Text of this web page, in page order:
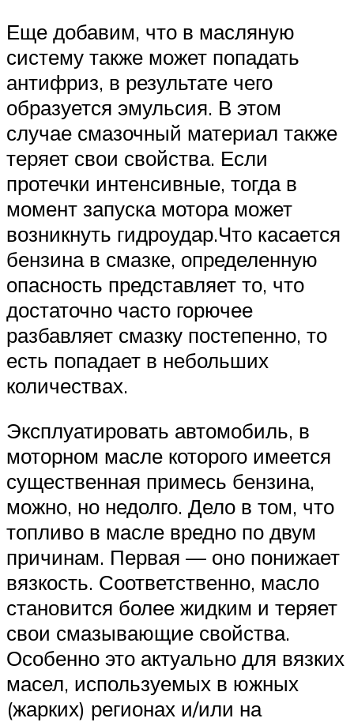
Еще добавим, что в масляную
систему также может попадать
антифриз, в результате чего
образуется эмульсия. В этом
случае смазочный материал также
теряет свои свойства. Если
протечки интенсивные, тогда в
момент запуска мотора может
возникнуть гидроудар.Что касается
бензина в смазке, определенную
опасность представляет то, что
достаточно часто горючее
разбавляет смазку постепенно, то
есть попадает в небольших
количествах.
Эксплуатировать автомобиль, в
моторном масле которого имеется
существенная примесь бензина,
можно, но недолго. Дело в том, что
топливо в масле вредно по двум
причинам. Первая — оно понижает
вязкость. Соответственно, масло
становится более жидким и теряет
свои смазывающие свойства.
Особенно это актуально для вязких
масел, используемых в южных
(жарких) регионах и/или на